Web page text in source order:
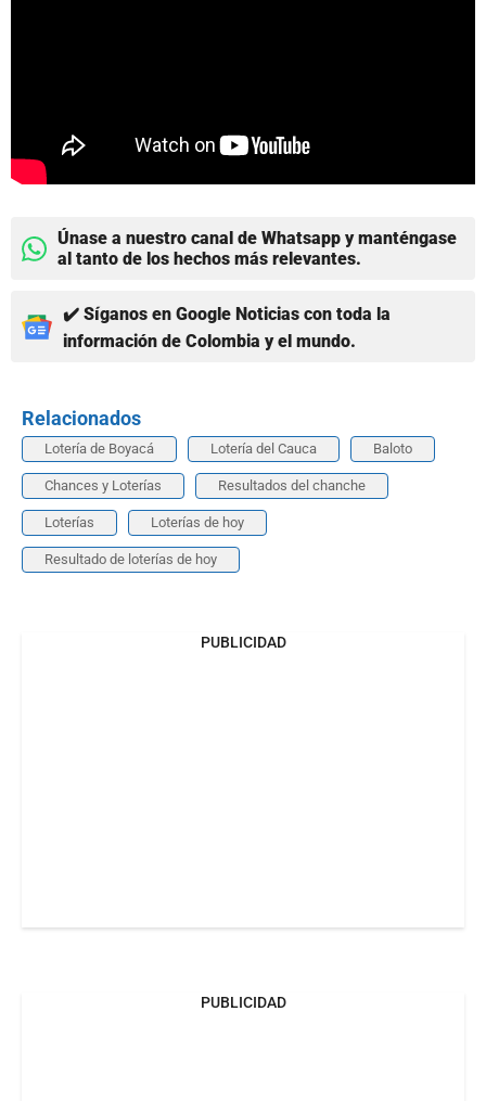
Únase a nuestro canal de Whatsapp y manténgase
al tanto de los hechos más relevantes.
✔️ Síganos en Google Noticias con toda la
información de Colombia y el mundo.
Relacionados
Lotería de Boyacá Lotería del Cauca Baloto
Chances y Loterías Resultados del chanche
Loterías Loterías de hoy
Resultado de loterías de hoy
PUBLICIDAD
PUBLICIDAD